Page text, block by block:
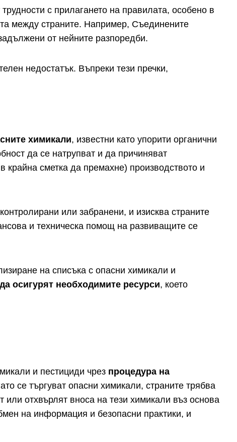
с прилагането на правилата, особено в
между страните. Например, Съединените
от нейните разпоредби.
недостатък. Въпреки тези пречки,
химикали, известни като упорити органични
да се натрупват и да причиняват
сметка да премахне) производството и
или забранени, и изисква страните
и техническа помощ на развиващите се
на списъка с опасни химикали и
осигурят необходимите ресурси, което
и пестициди чрез процедура на
се търгуват опасни химикали, страните трябва
отхвърлят вноса на тези химикали въз основа
на информация и безопасни практики, и